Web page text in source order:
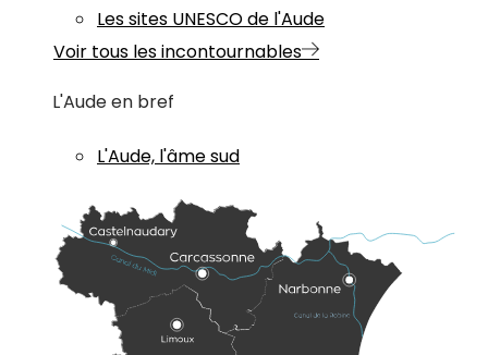
Les sites UNESCO de l'Aude
Voir tous les incontournables
L'Aude en bref
L'Aude, l'âme sud